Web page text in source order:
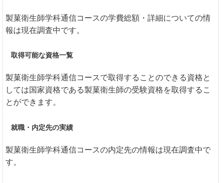
製菓衛生師学科通信コースの学費総額・詳細についての情
報は現在調査中です。
取得可能な資格一覧
製菓衛生師学科通信コースで取得することのできる資格と
しては国家資格である製菓衛生師の受験資格を取得するこ
とができます。
就職・内定先の実績
製菓衛生師学科通信コースの内定先の情報は現在調査中で
す。